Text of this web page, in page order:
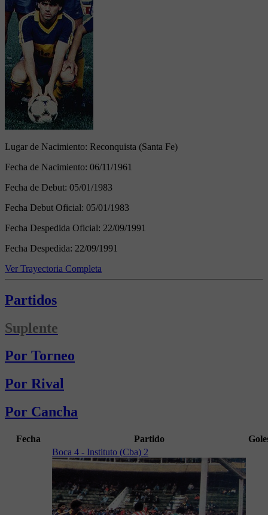
Lugar de Nacimiento: Reconquista (Santa Fe)
Fecha de Nacimiento: 06/11/1961
Fecha de Debut: 05/01/1983
Fecha Debut Oficial: 05/01/1983
Fecha Despedida Oficial: 22/09/1991
Fecha Despedida: 22/09/1991
Ver Trayectoria Completa
Partidos
Suplente
Por Torneo
Por Rival
Por Cancha
Fecha Partido
Boca 4 - Instituto (Cba) 2